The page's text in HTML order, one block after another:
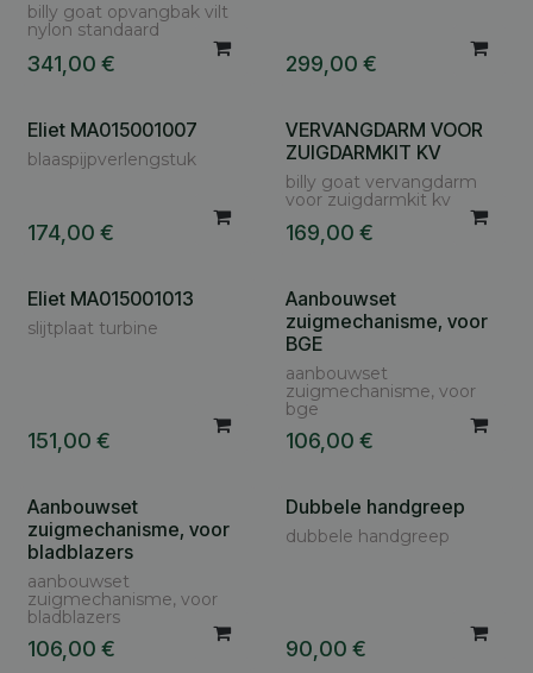
billy goat opvangbak vilt
nylon standaard
341,00 € 299,00 €
Eliet MA015001007
blaaspijpverlengstuk
174,00 €
VERVANGDARM VOOR
ZUIGDARMKIT KV
billy goat vervangdarm
voor zuigdarmkit kv
169,00 €
Eliet MA015001013
slijtplaat turbine
151,00 €
Aanbouwset
zuigmechanisme, voor
BGE
aanbouwset
zuigmechanisme, voor
bge
106,00 €
Aanbouwset
zuigmechanisme, voor
bladblazers
aanbouwset
zuigmechanisme, voor
bladblazers
106,00 €
Dubbele handgreep
dubbele handgreep
90,00 €